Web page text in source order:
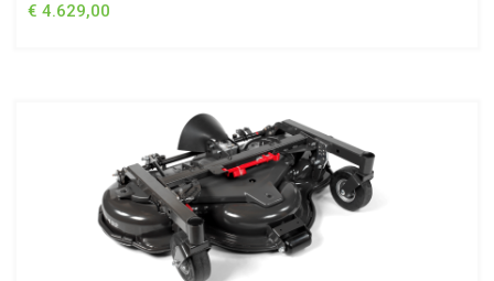
€ 4.629,00